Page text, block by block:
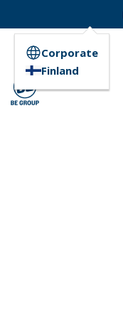
Corporate
Finland